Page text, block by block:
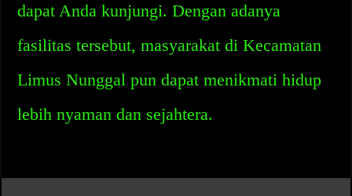
dapat Anda kunjungi. Dengan adanya
fasilitas tersebut, masyarakat di Kecamatan
Limus Nunggal pun dapat menikmati hidup
lebih nyaman dan sejahtera.